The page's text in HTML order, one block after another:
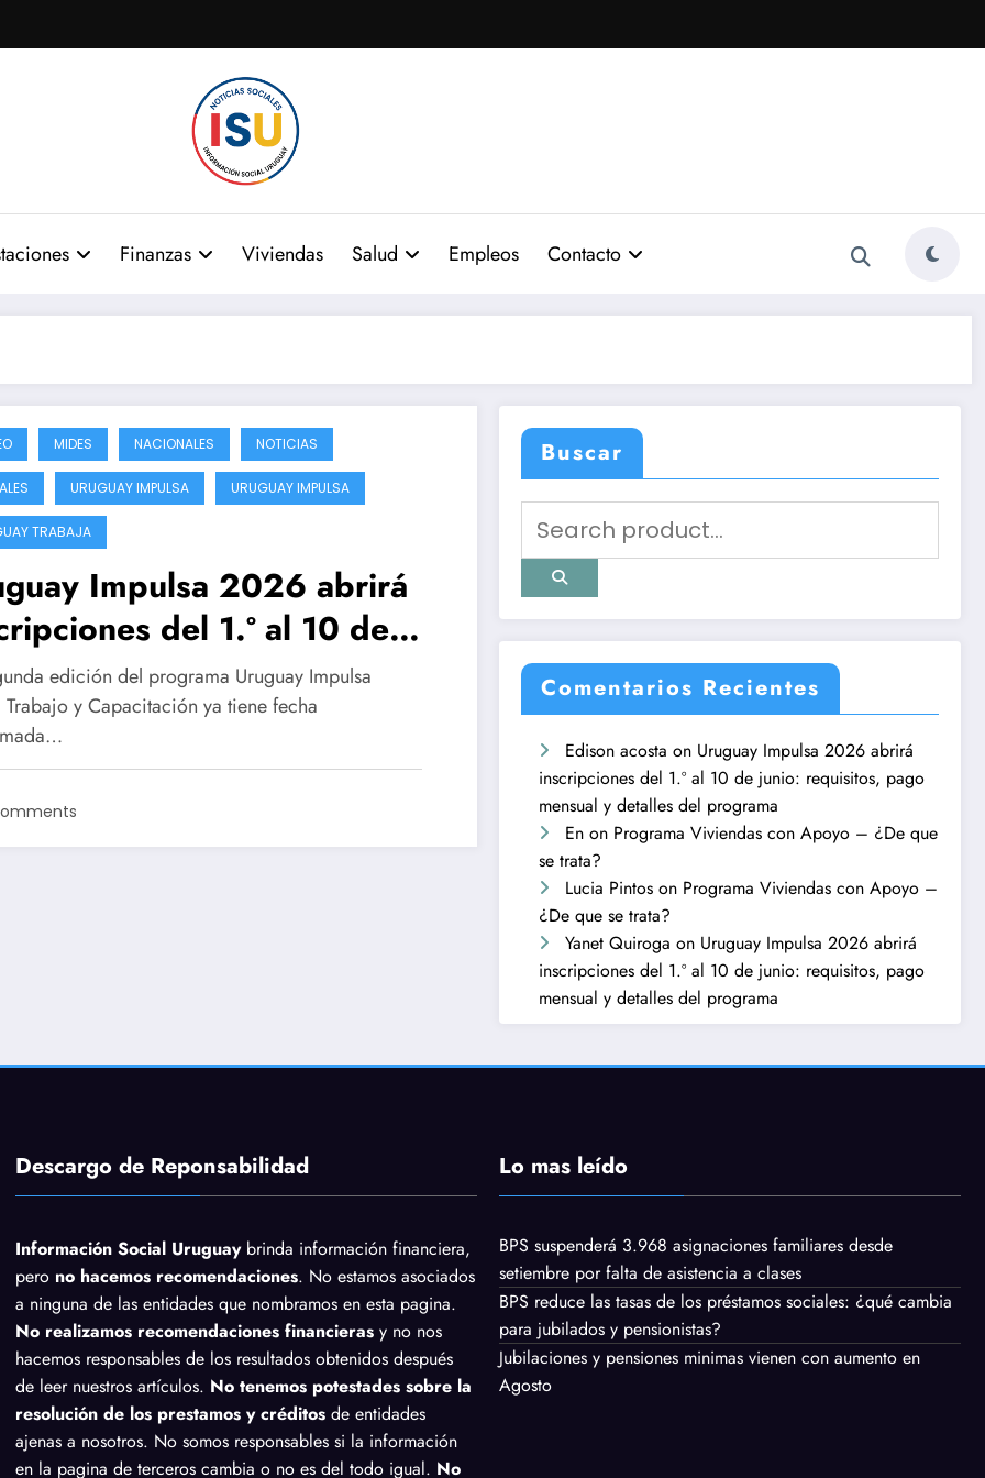
Finanzas Viviendas Salud Empleos Contacto
MIDES NACIONALES NOTICIAS
URUGUAY IMPULSA URUGUAY IMPULSA
TRABAJA
Impulsa 2026 abrirá
del 1.º al 10 de
requisitos, pago mensual
del programa
edición del programa Uruguay Impulsa
y Capacitación ya tiene fecha
Buscar
Comentarios Recientes
Edison acosta on Uruguay Impulsa 2026 abrirá
inscripciones del 1.º al 10 de junio: requisitos, pago
mensual y detalles del programa
En on Programa Viviendas con Apoyo – ¿De que
se trata?
Lucia Pintos on Programa Viviendas con Apoyo –
¿De que se trata?
Yanet Quiroga on Uruguay Impulsa 2026 abrirá
inscripciones del 1.º al 10 de junio: requisitos, pago
mensual y detalles del programa
Descargo de Reponsabilidad
Información Social Uruguaybrinda información financiera,
pero no hacemos recomendaciones. No estamos asociados
a ninguna de las entidades que nombramos en esta pagina.
No realizamos recomendaciones financieras y no nos
hacemos responsables de los resultados obtenidos después
de leer nuestros artículos. No tenemos potestades sobre la
resolución de los prestamos y créditos de entidades
ajenas a nosotros. No somos responsables si la información
en la pagina de terceros cambia o no es del todo igual. No
Lo mas leído
BPS suspenderá 3.968 asignaciones familiares desde
setiembre por falta de asistencia a clases
BPS reduce las tasas de los préstamos sociales: ¿qué cambia
para jubilados y pensionistas?
Jubilaciones y pensiones minimas vienen con aumento en
Agosto